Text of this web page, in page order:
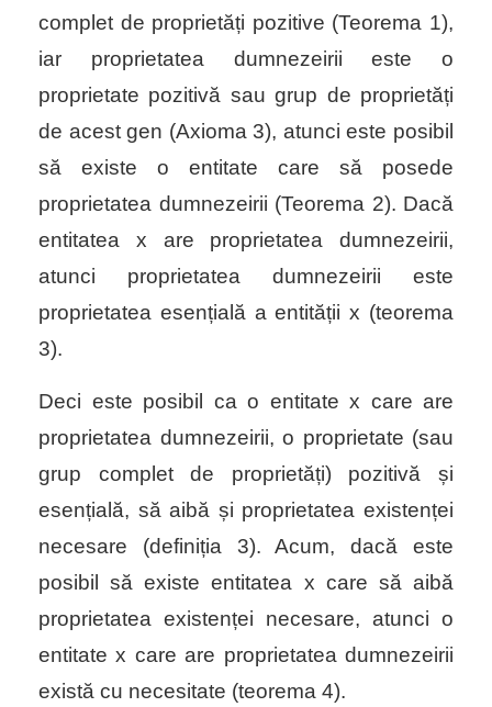
complet de proprietăți pozitive (Teorema 1),
iar proprietatea dumnezeirii este o
proprietate pozitivă sau grup de proprietăți
de acest gen (Axioma 3), atunci este posibil
să existe o entitate care să posede
proprietatea dumnezeirii (Teorema 2). Dacă
entitatea x are proprietatea dumnezeirii,
atunci proprietatea dumnezeirii este
proprietatea esențială a entitățiix (teorema
3).
Deci este posibil ca o entitate x care are
proprietatea dumnezeirii, o proprietate (sau
grup complet de proprietăți) pozitivă și
esențială, să aibă și proprietatea existenței
necesare (definiția 3). Acum, dacă este
posibil să existe entitatea x care să aibă
proprietatea existenței necesare, atunci o
entitatex care are proprietatea dumnezeirii
există cu necesitate (teorema 4).